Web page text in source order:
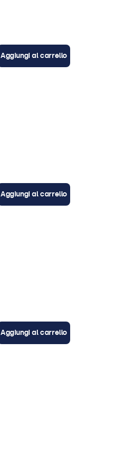
Aggiungi al carrello
Aggiungi al carrello
Aggiungi al carrello